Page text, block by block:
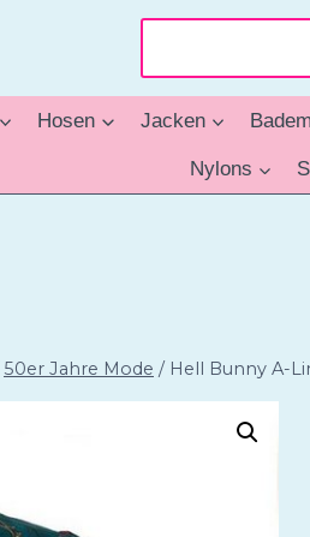
Hosen Jacken
Nylons
50er Jahre Mode / Hell Bunny A-